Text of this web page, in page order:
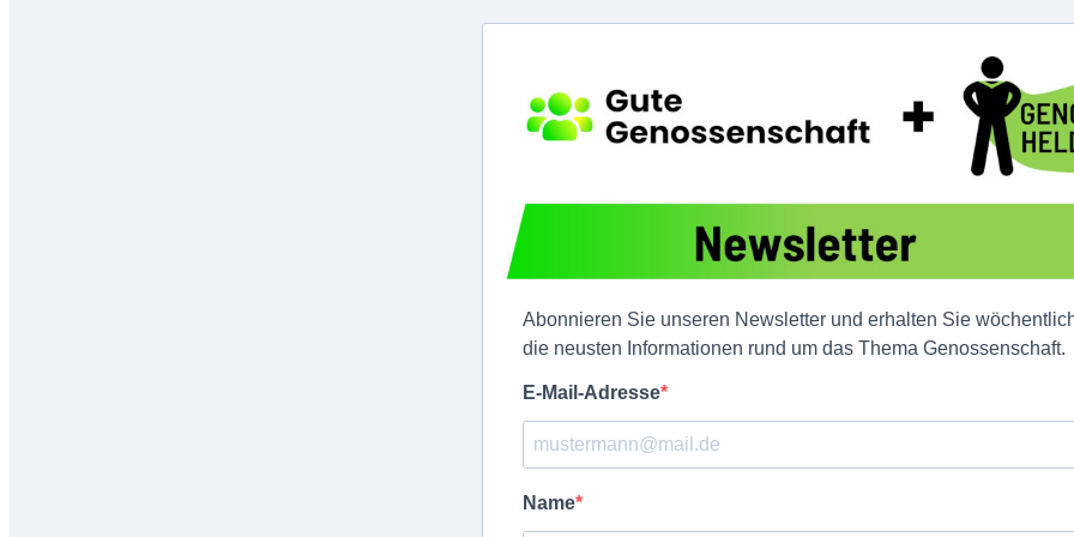
Abonnieren Sie unseren Newsletter und erhalten Sie
die neusten Informationen rund um das Thema Genossenschaft.
E-Mail-Adresse
Name